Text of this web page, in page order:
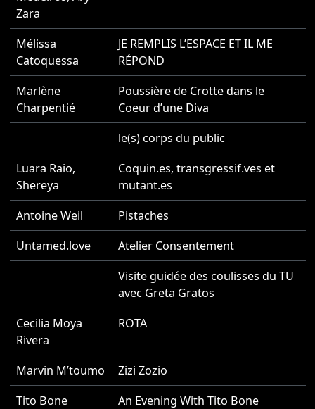
Zara
Mélissa
Catoquessa
JE REMPLIS L’ESPACE ET IL ME
RÉPOND
Marlène
Charpentié
Poussière de Crotte dans le
Coeur d’une Diva
le(s) corps du public
Luara Raio,
Shereya
Coquin.es, transgressif.ves et
mutant.es
Antoine Weil Pistaches
Untamed.love
Atelier Consentement
Visite guidée des coulisses du TU
avec Greta Gratos
Cecilia Moya
Rivera
ROTA
Marvin M’toumo Zizi Zozio
Tito Bone
An Evening With Tito Bone